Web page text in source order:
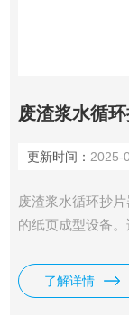
废渣浆水循
更新时间： 2025-
废渣浆水循环抄
的纸页成型设备
干燥后再进行纸
浆工艺规范，它
了解详情